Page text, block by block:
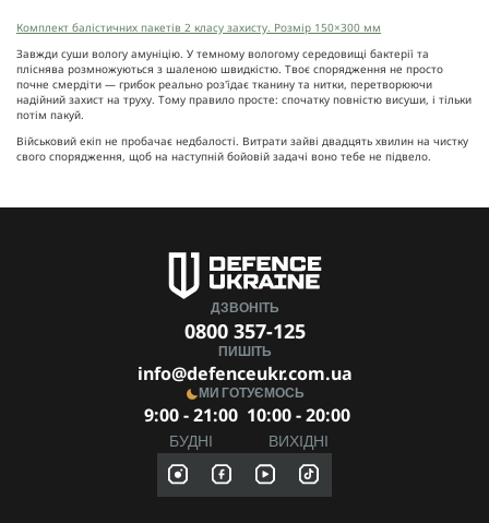
Комплект балістичних пакетів 2 класу захисту. Розмір 150×300 мм
Завжди суши вологу амуніцію. У темному вологому середовищі бактерії та
пліснява розмножуються з шаленою швидкістю. Твоє спорядження не просто
почне смердіти — грибок реально роз'їдає тканину та нитки, перетворюючи
надійний захист на труху. Тому правило просте: спочатку повністю висуши, і тільки
потім пакуй.
Військовий екіп не пробачає недбалості. Витрати зайві двадцять хвилин на чистку
свого спорядження, щоб на наступній бойовій задачі воно тебе не підвело.
ДЗВОНІТЬ
0800 357-125
ПИШІТЬ
info@defenceukr.com.ua
МИ ГОТУЄМОСЬ
9:00 - 21:00
БУДНІ
10:00 - 20:00
ВИХІДНІ